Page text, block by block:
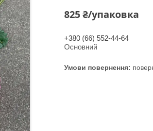
825 ₴/упаковка
+380 (66) 552-44-64
Основний